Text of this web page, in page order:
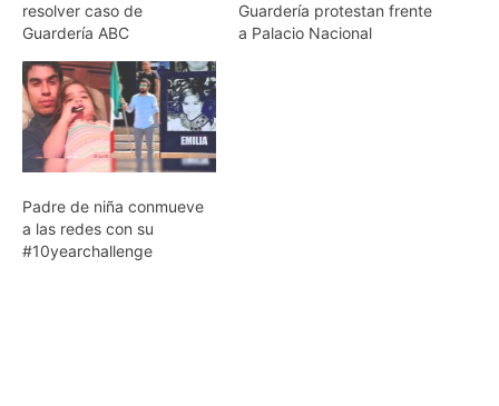
resolver caso de
Guardería ABC
Guardería protestan frente
a Palacio Nacional
Padre de niña conmueve
a las redes con su
#10yearchallenge